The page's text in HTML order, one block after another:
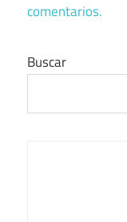
comentarios.
Buscar